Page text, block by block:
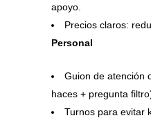
apoyo.
Precios claros:
Personal
Guion de atención
haces + pregunta
Turnos para evitar